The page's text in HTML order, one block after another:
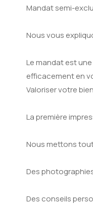
Mandat semi-
Nous vous
Le mandat est
efficacement en
Valoriser votre
La première
Nous mettons
Des
Des conseils